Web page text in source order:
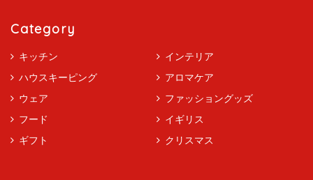
Category
キッチン
インテリア
ハウスキーピング
アロマケア
ウェア
ファッショングッズ
フード
イギリス
ギフト
クリスマス